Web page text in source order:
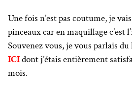
Une fois n’est pas coutume, je
pinceaux car en maquillage c’est
Souvenez vous, je vous parlais
ICIdont j’étais entièrement
mois.